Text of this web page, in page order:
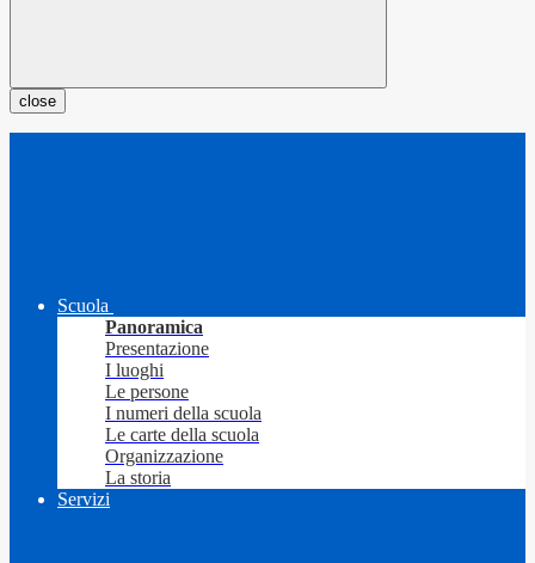
close
Scuola
Panoramica
Presentazione
I luoghi
Le persone
I numeri della scuola
Le carte della scuola
Organizzazione
La storia
Servizi